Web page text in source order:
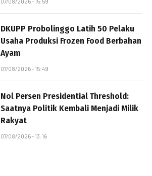
DKUPP Probolinggo Latih 50 Pelaku
Usaha Produksi Frozen Food Berbahan
Ayam
07/08/2026 - 15:49
Nol Persen Presidential Threshold:
Saatnya Politik Kembali Menjadi Milik
Rakyat
07/08/2026 - 13:16